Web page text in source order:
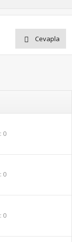
Cevapla
0
0
0